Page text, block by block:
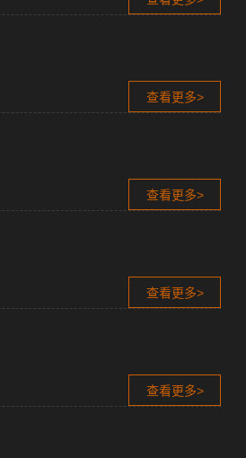
查看更多>
查看更多>
查看更多>
查看更多>